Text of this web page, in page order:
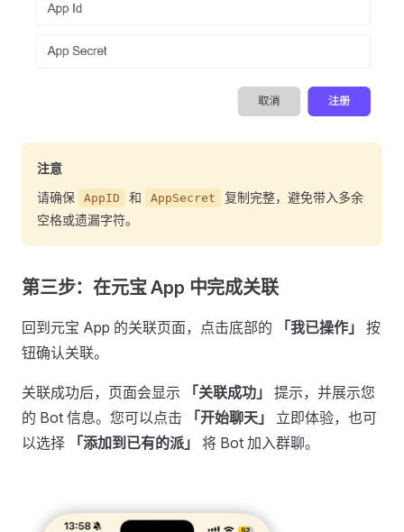
注意
请确保
AppID 和 AppSecret
复制完整，避免带入多余
空格或遗漏字符。
第三步：在元宝 App 中完成关联
回到元宝 App 的关联页面，点击底部的 「我已操作」
按
钮确认关联。
关联成功后，页面会显示 「关联成功」
提示，并展示您
的 Bot 信息。您可以点击
「开始聊天」
立即体验，也可
以选择
「添加到已有的派」 将 Bot 加入群聊。